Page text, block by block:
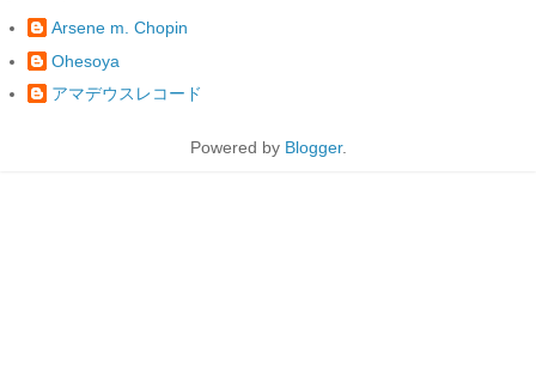
Arsene m. Chopin
Ohesoya
アマデウスレコード
Powered by Blogger.